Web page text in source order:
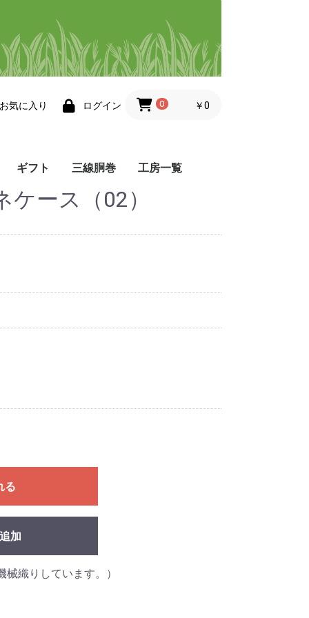
お気に入り ログイン 0 ￥0
物
ギフト 三線胴巻
その他・三線小物
工房一覧
ース（02）
る
加
織りしています。）